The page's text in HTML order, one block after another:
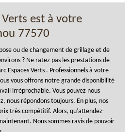
Verts est à votre
77570
ou de changement de grillage et de
? Ne ratez pas les prestations de
Espaces Verts . Professionnels à votre
vous offrons notre grande disponibilité
irréprochable. Vous pouvez nous
nous répondons toujours. En plus, nos
très compétitif. Alors, qu’attendez-
Nous sommes ravis de pouvoir